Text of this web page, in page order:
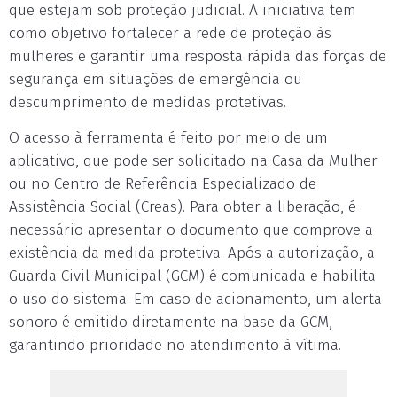
que estejam sob proteção judicial. A iniciativa tem
como objetivo fortalecer a rede de proteção às
mulheres e garantir uma resposta rápida das forças de
segurança em situações de emergência ou
descumprimento de medidas protetivas.
O acesso à ferramenta é feito por meio de um
aplicativo, que pode ser solicitado na Casa da Mulher
ou no Centro de Referência Especializado de
Assistência Social (Creas). Para obter a liberação, é
necessário apresentar o documento que comprove a
existência da medida protetiva. Após a autorização, a
Guarda Civil Municipal (GCM) é comunicada e habilita
o uso do sistema. Em caso de acionamento, um alerta
sonoro é emitido diretamente na base da GCM,
garantindo prioridade no atendimento à vítima.